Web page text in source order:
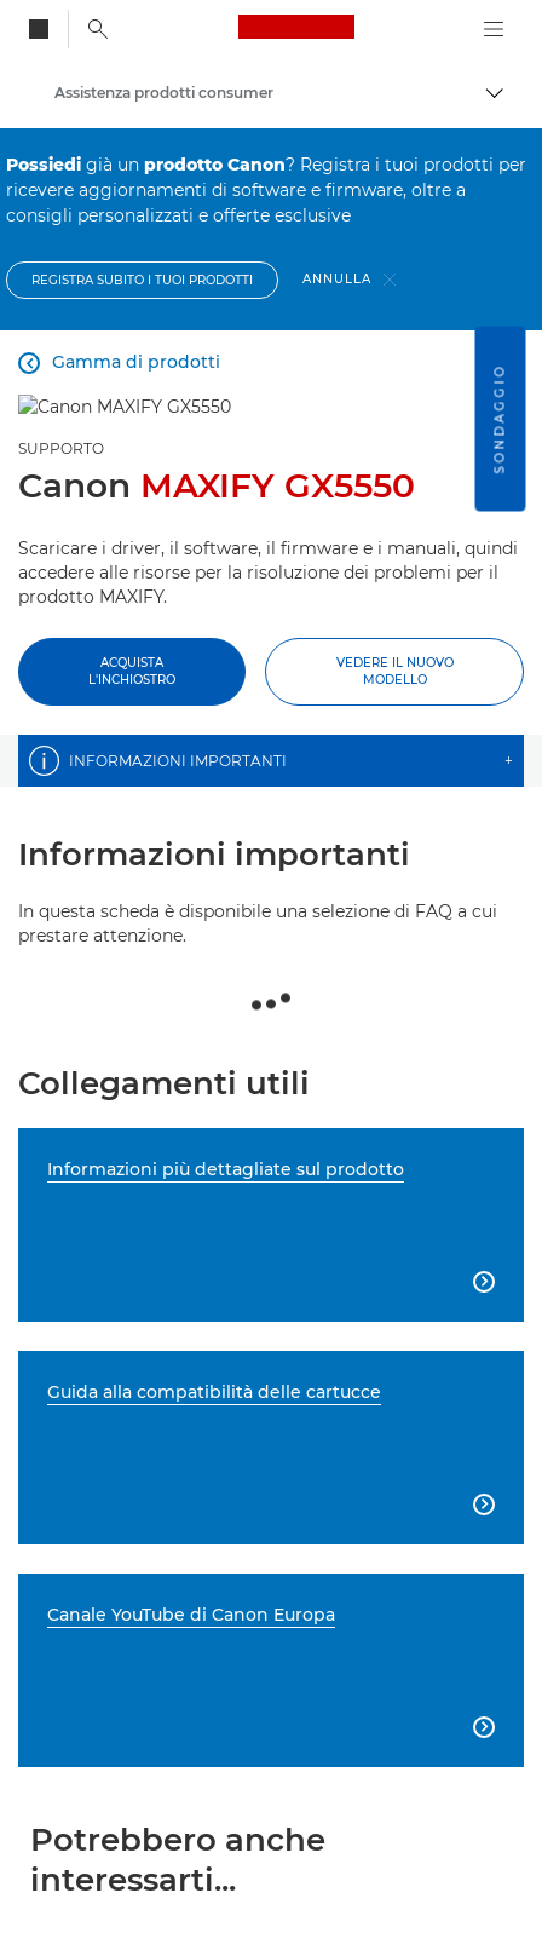
Canon Logo, back
Assistenza prodotti consumer
Possiedi già un prodotto Canon? Registra i tuoi prodotti per
ricevere aggiornamenti di software e firmware, oltre a
consigli personalizzati e offerte esclusive
REGISTRA SUBITO I TUOI PRODOTTI ANNULLA
Gamma di prodotti

SUPPORTO
Canon MAXIFY GX5550
Scaricare i driver, il software, il firmware e i manuali, quindi
accedere alle risorse per la risoluzione dei problemi per il
prodotto MAXIFY.
ACQUISTA
L'INCHIOSTRO
VEDERE IL NUOVO
MODELLO
INFORMAZIONI IMPORTANTI +
Informazioni importanti
In questa scheda è disponibile una selezione di FAQ a cui
prestare attenzione.
Collegamenti utili
Informazioni più dettagliate sul prodotto

Guida alla compatibilità delle cartucce

Canale YouTube di Canon Europa

Potrebbero anche
interessarti...
SONDAGGIO